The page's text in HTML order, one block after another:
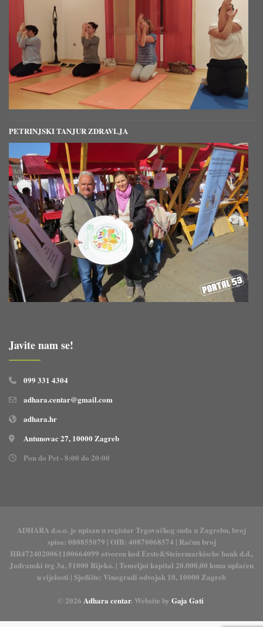
PETRINJSKI TANJUR ZDRAVLJA
Javite nam se!
099 331 4304
adhara.centar@gmail.com
adhara.hr
Antunovac 27, 10000 Zagreb
Pon do Pet - 8:00 do 20:00
ADHARA d.o.o. je upisan u registar Trgovačkog suda u Zagrebu, broj
spisa: 080855079 | OIB: 40870068574 | Račun broj
HR4724020061100664099 otvoren kod Erste&Steiermarkische bank d.d.,
Jadranski trg 3a, 51000 Rijeka. | Temeljni kapital 20.000,00 kuna uplaćen
u cijelosti | Sjedište: Vinogradi odvojak 10, 10000 Zagreb
© 2026 Adhara centar. Website by Gaja Gati